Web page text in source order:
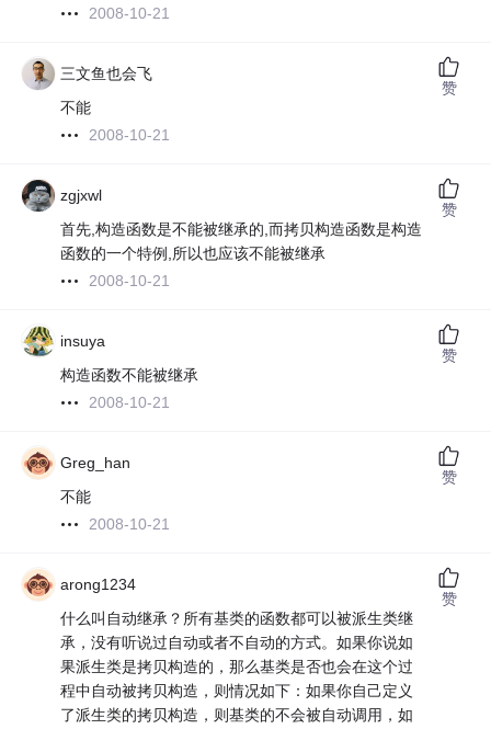
2008-10-21
三文鱼也会飞
不能
2008-10-21
赞
zgjxwl
首先,构造函数是不能被继承的,而拷贝构造函数是构造
函数的一个特例,所以也应该不能被继承
2008-10-21
赞
insuya
构造函数不能被继承
2008-10-21
赞
Greg_han
不能
2008-10-21
赞
arong1234
什么叫自动继承？所有基类的函数都可以被派生类继
承，没有听说过自动或者不自动的方式。如果你说如
果派生类是拷贝构造的，那么基类是否也会在这个过
程中自动被拷贝构造，则情况如下：如果你自己定义
了派生类的拷贝构造，则基类的不会被自动调用，如
赞